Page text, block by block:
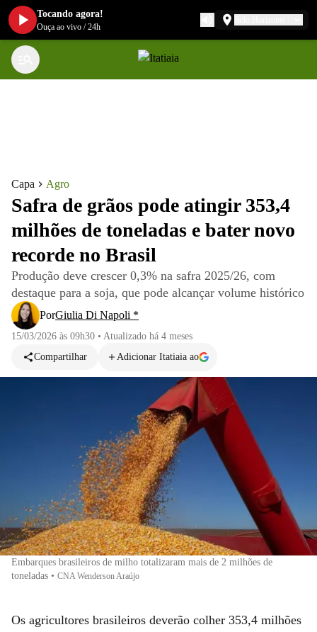
Capa Agro
Safra de grãos pode atingir 353,4
milhões de toneladas e bater novo
recorde no Brasil
Produção deve crescer 0,3% na safra 2025/26, com
destaque para a soja, que pode alcançar volume histórico
PorGiulia Di Napoli *
15/03/2026 às 09h30 • Atualizado há 4 meses
Compartilhar
Adicionar Itatiaia ao
Embarques brasileiros de milho totalizaram mais de 2 milhões de
toneladas • CNA Wenderson Araújo
Os agricultores brasileiros deverão colher 353,4 milhões
Tocando agora!
Ouça ao vivo /24h